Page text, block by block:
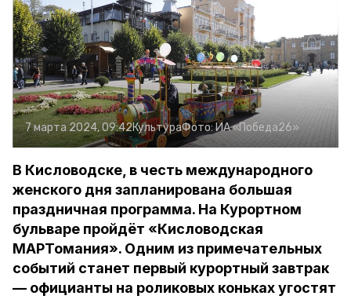
7 марта 2024, 09:42КультураФото:ИА «Победа26»
В Кисловодске, в честь международного
женского дня запланирована большая
праздничная программа. На Курортном
бульваре пройдёт «Кисловодская
МАРТомания». Одним из примечательных
событий станет первый курортный завтрак
— официанты на роликовых коньках угостят